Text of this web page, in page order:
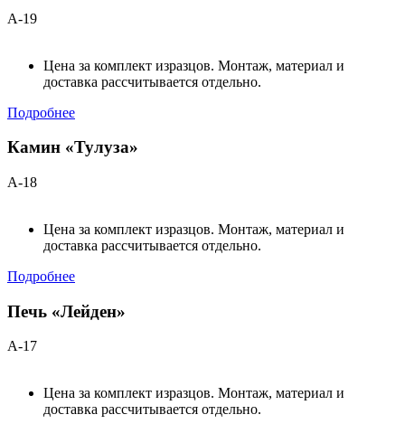
А-19
Цена за комплект изразцов. Монтаж, материал и
доставка рассчитывается отдельно.
Подробнее
Камин «Тулуза»
А-18
Цена за комплект изразцов. Монтаж, материал и
доставка рассчитывается отдельно.
Подробнее
Печь «Лейден»
А-17
Цена за комплект изразцов. Монтаж, материал и
доставка рассчитывается отдельно.